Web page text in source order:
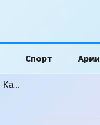
Спорт
Американский аналитик выпускает книгу о победе Азербайджана в Карабахской войне